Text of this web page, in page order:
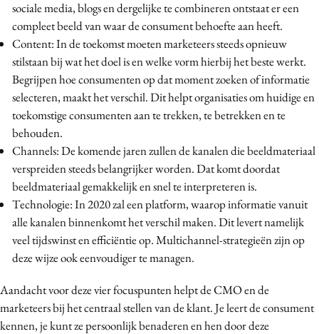
sociale media, blogs en dergelijke te combineren ontstaat er een
compleet beeld van waar de consument behoefte aan heeft.
Content: In de toekomst moeten marketeers steeds opnieuw
stilstaan bij wat het doel is en welke vorm hierbij het beste werkt.
Begrijpen hoe consumenten op dat moment zoeken of informatie
selecteren, maakt het verschil. Dit helpt organisaties om huidige en
toekomstige consumenten aan te trekken, te betrekken en te
behouden.
Channels: De komende jaren zullen de kanalen die beeldmateriaal
verspreiden steeds belangrijker worden. Dat komt doordat
beeldmateriaal gemakkelijk en snel te interpreteren is.
Technologie: In 2020 zal een platform, waarop informatie vanuit
alle kanalen binnenkomt het verschil maken. Dit levert namelijk
veel tijdswinst en efficiëntie op. Multichannel-strategieën zijn op
deze wijze ook eenvoudiger te managen.
Aandacht voor deze vier focuspunten helpt de CMO en de
marketeers bij het centraal stellen van de klant. Je leert de consument
kennen, je kunt ze persoonlijk benaderen en hen door deze